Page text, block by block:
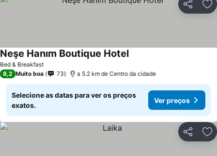
Partilhar
Bed & Breakfast
Neşe Hanım Boutique HotelVer preços
8,2 Muito boa 73 a 5.2 km de Centro da cidade
Selecione as datas para ver os preços
exatos.
Ver preços
Partilhar